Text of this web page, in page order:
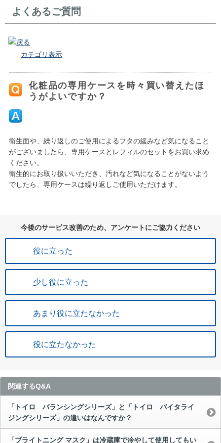
よくあるご質問
戻る
カテゴリ表示
化粧品の専用ケースを時々買い替えたほ
うがよいですか？
衛生面や、繰り返しのご使用によるフタの緩みなど気になること
がございましたら、専用ケースとレフィルのセットをお買い求め
ください。
衛生的にお取り扱いいただき、汚れなど気になることがないよう
でしたら、専用ケースは繰り返しご使用いただけます。
今後のサービス改善のため、アンケートにご協力ください
役に立った
少し役に立った
あまり役に立たなかった
役に立たなかった
関連するQ&A
「トイロ バランシングシリーズ」と「トイロ バイタライ
ジングシリーズ」の違いはなんですか？
「ブライトニング マスク」は冷蔵庫で冷やして使用してもい